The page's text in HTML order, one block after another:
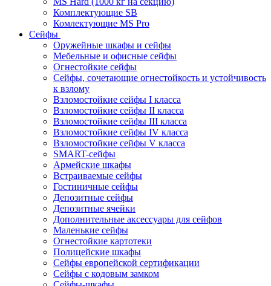
Комплектующие SB
Комлектующие MS Pro
Сейфы
Оружейные шкафы и сейфы
Мебельные и офисные сейфы
Огнестойкие сейфы
Сейфы, сочетающие огнестойкость и устойчивость
к взлому
Взломостойкие сейфы I класса
Взломостойкие сейфы II класса
Взломостойкие сейфы III класса
Взломостойкие сейфы IV класса
Взломостойкие сейфы V класса
SMART-сейфы
Армейские шкафы
Встраиваемые сейфы
Гостиничные сейфы
Депозитные сейфы
Депозитные ячейки
Дополнительные аксессуары для сейфов
Маленькие сейфы
Огнестойкие картотеки
Полицейские шкафы
Сейфы европейской сертификации
Сейфы с кодовым замком